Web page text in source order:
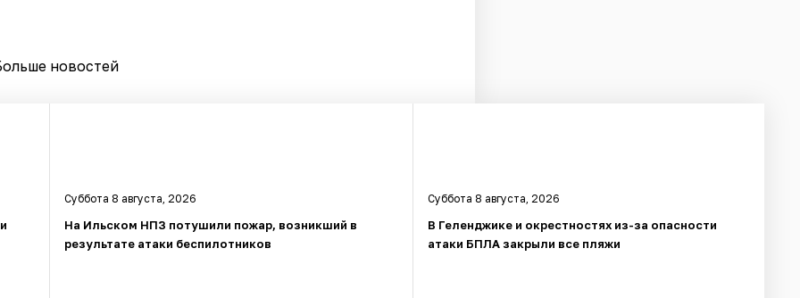
новостей
Суббота 8 августа, 2026
На Ильском НПЗ потушили пожар, возникший в
результате атаки беспилотников
Суббота 8 августа, 2026
В Геленджике и окрестностях из-за опасности
атаки БПЛА закрыли все пляжи